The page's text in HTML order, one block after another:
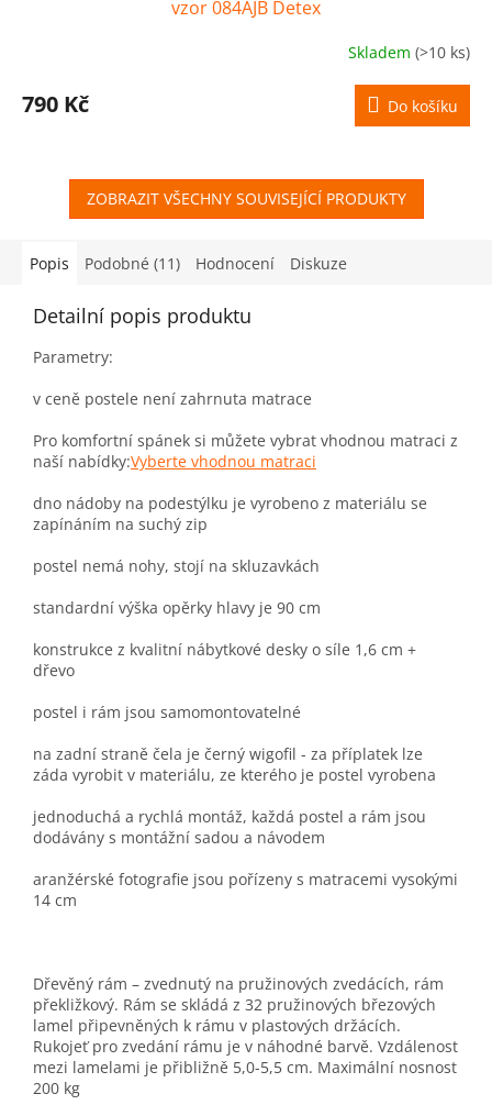
vzor 084AJB Detex
Skladem (>10 ks)
790 Kč Do košíku
ZOBRAZIT VŠECHNY SOUVISEJÍCÍ PRODUKTY
Popis Podobné (11) Hodnocení Diskuze
Detailní popis produktu
Parametry:
v ceně postele není zahrnuta matrace
Pro komfortní spánek si můžete vybrat vhodnou matraci z
naší nabídky:Vyberte vhodnou matraci
dno nádoby na podestýlku je vyrobeno z materiálu se
zapínáním na suchý zip
postel nemá nohy, stojí na skluzavkách
standardní výška opěrky hlavy je 90 cm
konstrukce z kvalitní nábytkové desky o síle 1,6 cm +
dřevo
postel i rám jsou samomontovatelné
na zadní straně čela je černý wigofil - za příplatek lze
záda vyrobit v materiálu, ze kterého je postel vyrobena
jednoduchá a rychlá montáž, každá postel a rám jsou
dodávány s montážní sadou a návodem
aranžérské fotografie jsou pořízeny s matracemi vysokými
14 cm
Dřevěný rám – zvednutý na pružinových zvedácích, rám
překližkový. Rám se skládá z 32 pružinových březových
lamel připevněných k rámu v plastových držácích.
Rukojeť pro zvedání rámu je v náhodné barvě. Vzdálenost
mezi lamelami je přibližně 5,0-5,5 cm. Maximální nosnost
200 kg